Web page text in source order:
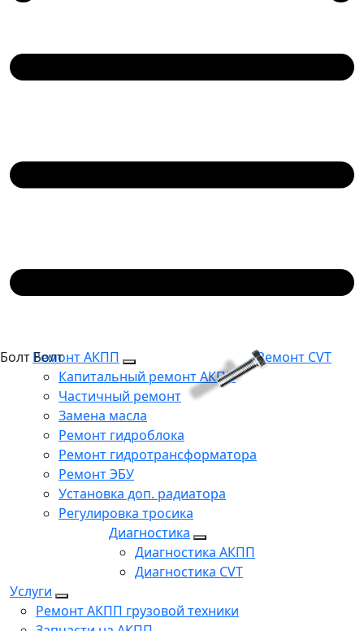
БолтБолт
Ремонт АКПП
Капитальный ремонт АКПП
Частичный ремонт
Замена масла
Ремонт гидроблока
Ремонт гидротрансформатора
Ремонт ЭБУ
Установка доп. радиатора
Регулировка тросика
Ремонт CVT
Диагностика
Диагностика АКПП
Диагностика CVT
Услуги
Ремонт АКПП грузовой техники